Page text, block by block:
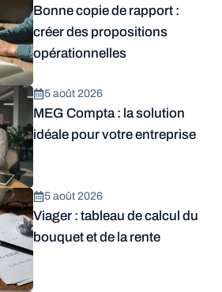
Bonne copie de rapport :
créer des propositions
opérationnelles
5 août 2026
MEG Compta : la solution
idéale pour votre entreprise
5 août 2026
Viager : tableau de calcul du
bouquet et de la rente